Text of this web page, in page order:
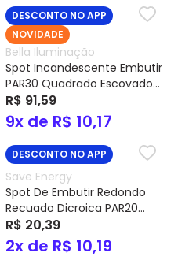
DESCONTO NO APP
NOVIDADE
Bella Iluminação
Spot Incandescente Embutir
PAR30 Quadrado Escovado
Cód. NS5301A – Bella
Iluminação
R$ 91,59
9x de R$ 10,17
DESCONTO NO APP
Save Energy
Spot De Embutir Redondo
Recuado Dicroica PAR20
Branco P/ 1 Lâmpada E27
Cód. SE-330.1042 – Save
Energy
R$ 20,39
2x de R$ 10,19